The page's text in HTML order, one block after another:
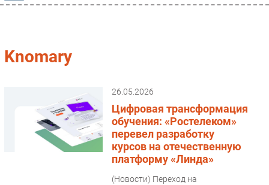
Импорто­замещение
Автоматизация Промышленности
Мобильная связь
Фиксированная связь
Интеграция
Рынок ПК
Knomary
26.05.2026
Цифровая трансформация
обучения: «Ростелеком»
перевел разработку
курсов на отечественную
платформу «Линда»
(Новости) Переход на